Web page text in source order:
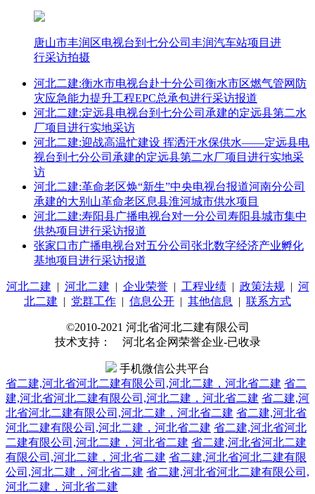
唐山市丰润区电视台到七分公司丰润汽车站项目进
行采访拍摄
河北二建:衡水市电视台赴十分公司衡水市区燃气管网防
灾应急能力提升工程EPC总承包进行采访报道
河北二建:定远县电视台到七分公司承建的定远县第二水
厂项目进行实地采访
河北二建:迎战高温忙建设 挥洒汗水保供水——定远县电
视台到七分公司承建的定远县第二水厂项目进行实地采
访
河北二建:革命老区焕“新生”中央电视台报道河南分公司
承建的大别山革命老区息县淮河城市供水项目
河北二建:寿阳县广播电视台对一分公司寿阳县城市集中
供热项目进行采访报道
张家口市广播电视台对五分公司张北数字经济产业孵化
基地项目进行采访报道
河北二建 | 河北二建 | 企业荣誉| 工程业绩| 政策法规| 河
北二建 | 党群工作 | 信息公开 | 其他信息 | 联系方式
©2010-2021 河北省河北二建有限公司
技术支持： 河北名企网荣誉企业-已收录
手机微信公共平台
省二建,河北省河北二建有限公司,河北二建，河北省二建 省二
建,河北省河北二建有限公司,河北二建，河北省二建 省二建,河
北省河北二建有限公司,河北二建，河北省二建 省二建,河北省
河北二建有限公司,河北二建，河北省二建 省二建,河北省河北
二建有限公司,河北二建，河北省二建 省二建,河北省河北二建
有限公司,河北二建，河北省二建 省二建,河北省河北二建有限
公司,河北二建，河北省二建 省二建,河北省河北二建有限公司,
河北二建，河北省二建